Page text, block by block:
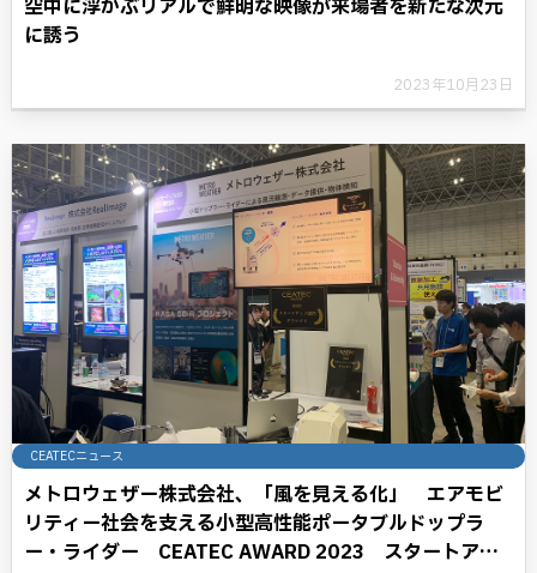
空中に浮かぶリアルで鮮明な映像が来場者を新たな次元
に誘う
2023年10月23日
CEATECニュース
メトロウェザー株式会社、「風を見える化」 エアモビ
リティー社会を支える小型高性能ポータブルドップラ
ー・ライダー CEATEC AWARD 2023 スタートアッ